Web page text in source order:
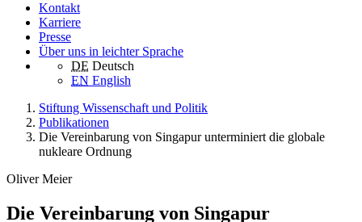
Kontakt
Karriere
Presse
Über uns in leichter Sprache
DE Deutsch
EN English
Stiftung Wissenschaft und Politik
Publikationen
Die Vereinbarung von Singapur unterminiert die globale
nukleare Ordnung
Oliver Meier
Die Vereinbarung von Singapur